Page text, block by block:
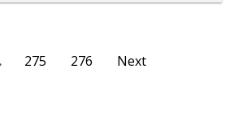
275 276 Next